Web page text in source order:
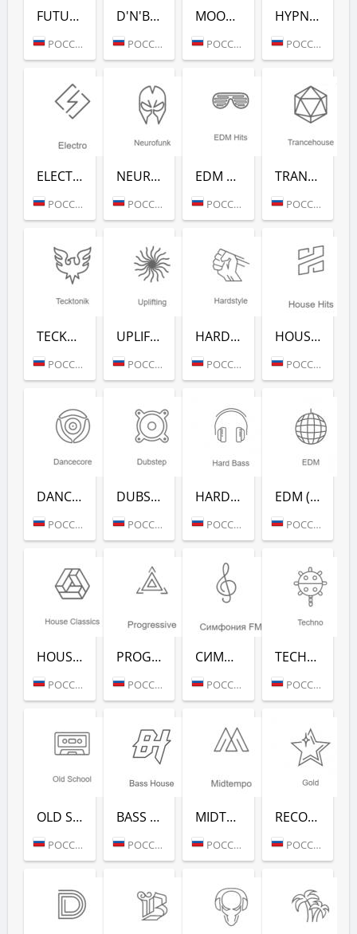
FUTURE HOUSE (РАДИО РЕКОРД)
РОССИЯ (МОСКВА)
D'N'B CLASSICS (РАДИО РЕКОРД)
РОССИЯ (МОСКВА)
MOOMBAHTON (РАДИО РЕКОРД)
РОССИЯ (МОСКВА)
HYPNOTIC (РАДИО РЕКОРД)
РОССИЯ (МОСКВА)
ELECTRO (РАДИО РЕКОРД)
РОССИЯ (МОСКВА)
NEUROFUNK (РАДИО РЕКОРД)
РОССИЯ (МОСКВА)
EDM CLASSICS (РАДИО РЕКОРД)
РОССИЯ (МОСКВА)
TRANCEHOUSE (РАДИО РЕКОРД)
РОССИЯ (МОСКВА)
TECKTONIK (РАДИО РЕКОРД)
РОССИЯ (МОСКВА)
UPLIFTING (РАДИО РЕКОРД)
РОССИЯ (МОСКВА)
HARDSTYLE (РАДИО РЕКОРД)
РОССИЯ (МОСКВА)
HOUSE HITS (РАДИО РЕКОРД)
РОССИЯ (МОСКВА)
DANCECORE (РАДИО РЕКОРД)
РОССИЯ (МОСКВА)
DUBSTEP (РАДИО РЕКОРД)
РОССИЯ (МОСКВА)
HARD BASS (РАДИО РЕКОРД)
РОССИЯ (МОСКВА)
EDM (РАДИО РЕКОРД)
РОССИЯ (МОСКВА)
HOUSE CLASSICS (РАДИО РЕКОРД)
РОССИЯ (МОСКВА)
PROGRESSIVE (РАДИО РЕКОРД)
РОССИЯ (МОСКВА)
СИМФОНИЯ FM (РАДИО РЕКОРД)
РОССИЯ (МОСКВА)
TECHNO (РАДИО РЕКОРД)
РОССИЯ (МОСКВА)
OLD SCHOOL (РАДИО РЕКОРД)
РОССИЯ (МОСКВА)
BASS HOUSE (РАДИО РЕКОРД)
РОССИЯ (МОСКВА)
MIDTEMPO (РАДИО РЕКОРД)
РОССИЯ (МОСКВА)
RECORD GOLD (РАДИО РЕКОРД)
РОССИЯ (МОСКВА)